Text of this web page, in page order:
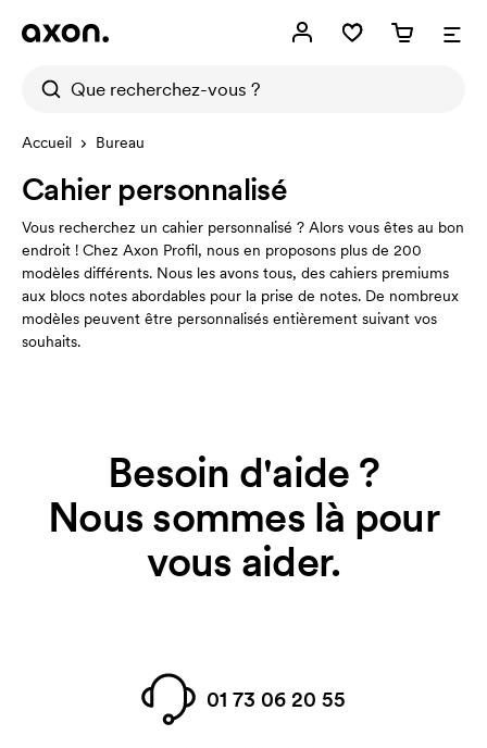
Accueil Bureau
Cahier personnalisé
Vous recherchez un cahier personnalisé ? Alors vous êtes au bon
endroit ! Chez Axon Profil, nous en proposons plus de 200
modèles différents. Nous les avons tous, des cahiers premiums
aux blocs notes abordables pour la prise de notes. De nombreux
modèles peuvent être personnalisés entièrement suivant vos
souhaits.
Besoin d'aide ?
Nous sommes là pour
vous aider.
01 73 06 20 55